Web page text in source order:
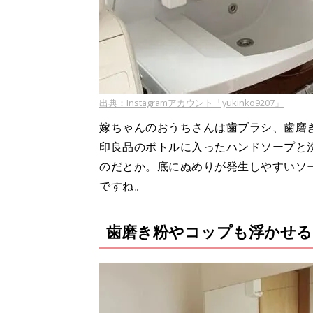
出典：Instagramアカウント「yukinko9207」
嫁ちゃんのおうちさんは歯ブラシ、歯
印良品のボトルに入ったハンドソープ
のだとか。底にぬめりが発生しやすい
ですね。
歯磨き粉やコップも浮かせ